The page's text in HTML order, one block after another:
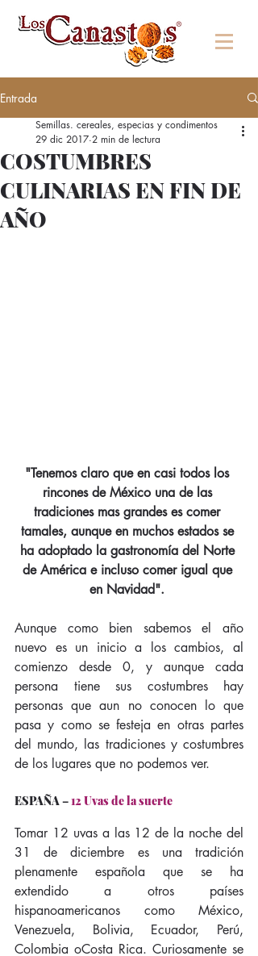
Entrada
COSTUMBRES
CULINARIAS EN FIN DE
AÑO
Semillas. cereales, especias y condimentos
29 dic 2017 2 min de lectura
"Tenemos claro que en casi todos los
rincones de México una de las
tradiciones mas grandes es comer
tamales, aunque en muchos estados se
ha adoptado la gastronomía del Norte
de América e incluso comer igual que
en Navidad".
Aunque como bien sabemos el año
nuevo es un inicio a los cambios, al
comienzo desde 0, y aunque cada
persona tiene sus costumbres hay
personas que aun no conocen lo que
pasa y como se festeja en otras partes
del mundo, las tradiciones y costumbres
de los lugares que no podemos ver.
ESPAÑA – 12 Uvas de la suerte
Tomar 12 uvas a las 12 de la noche del
31 de diciembre es una tradición
plenamente española que se ha
extendido a otros países
hispanoamericanos como México,
Venezuela, Bolivia, Ecuador, Perú,
Colombia oCosta Rica. Curiosamente se